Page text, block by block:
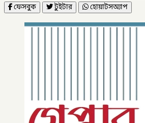
ফেসবুক
টুইটার হোয়াটসঅ্যাপ